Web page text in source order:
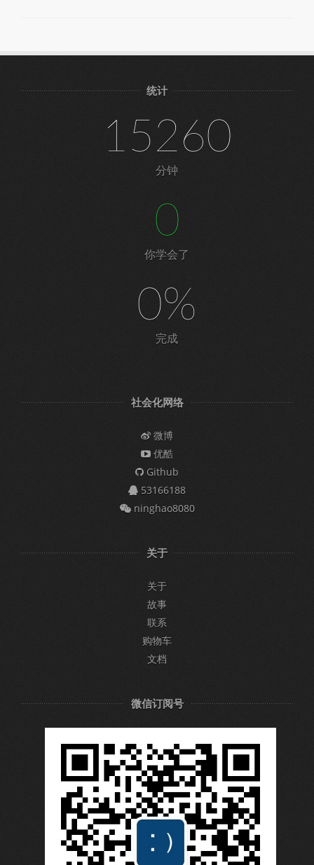
统计
15260
分钟
0
你学会了
0%
完成
社会化网络
微博
优酷
Github
53166188
ninghao8080
关于
关于
故事
联系
购物车
文档
微信订阅号